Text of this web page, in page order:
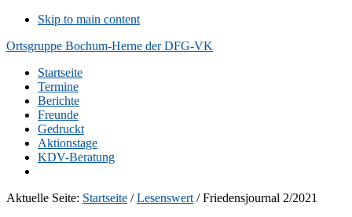
Skip to main content
Ortsgruppe Bochum-Herne der DFG-VK
Startseite
Termine
Berichte
Freunde
Gedruckt
Aktionstage
KDV-Beratung
Aktuelle Seite: Startseite / Lesenswert /Friedensjournal 2/2021